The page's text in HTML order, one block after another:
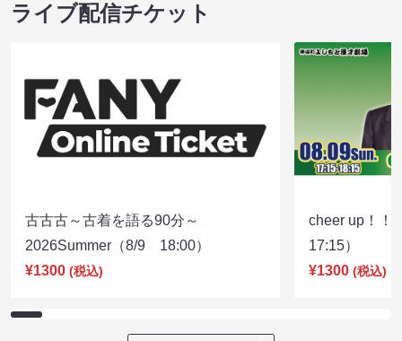
ライブ配信チケット
古古古～古着を語る90分～
2026Summer（8/9 18:00）
¥1300 (税込)
cheer up！
17:15）
¥1300 (税込)